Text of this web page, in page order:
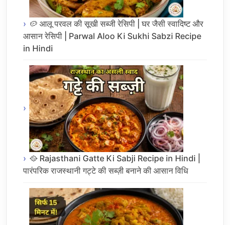
🥔 आलू परवल की सूखी सब्जी रेसिपी | घर जैसी स्वादिष्ट और
आसान रेसिपी | Parwal Aloo Ki Sukhi Sabzi Recipe
in Hindi
🥘 Rajasthani Gatte Ki Sabji Recipe in Hindi |
पारंपरिक राजस्थानी गट्टे की सब्ज़ी बनाने की आसान विधि